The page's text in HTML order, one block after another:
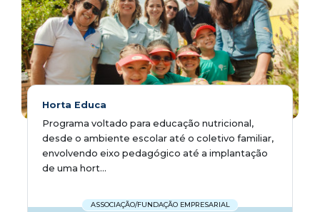
Horta Educa
Programa voltado para educação nutricional,
desde o ambiente escolar até o coletivo familiar,
envolvendo eixo pedagógico até a implantação
de uma hort...
ASSOCIAÇÃO/FUNDAÇÃO EMPRESARIAL